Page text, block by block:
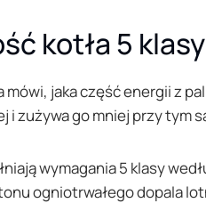
kotła 5
mówi, jaka część energii z
i zużywa go mniej przy tym
wymagania 5 klasy
ogniotrwałego dopala